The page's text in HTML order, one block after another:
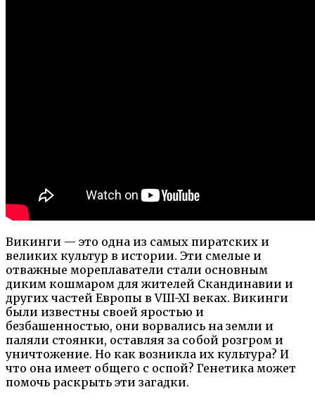
Викинги — это одна из самых пиратских и
великих культур в истории. Эти смелые и
отважные мореплаватели стали основным
диким кошмаром для жителей Скандинавии и
других частей Европы в VIII-XI веках. Викинги
были известны своей яростью и
безбашенностью, они ворвались на земли и
паляли стоянки, оставляя за собой розгром и
уничтожение. Но как возникла их культура? И
что она имеет общего с оспой? Генетика может
помочь раскрыть эти загадки.